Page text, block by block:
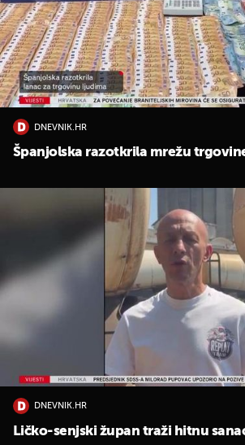
DNEVNIK.HR
Španjolska razotkrila mrežu
DNEVNIK.HR
Ličko-senjski župan traži hitnu